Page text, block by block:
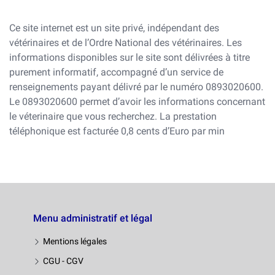
Ce site internet est un site privé, indépendant des
vétérinaires et de l’Ordre National des vétérinaires. Les
informations disponibles sur le site sont délivrées à titre
purement informatif, accompagné d’un service de
renseignements payant délivré par le numéro 0893020600.
Le 0893020600 permet d’avoir les informations concernant
le véterinaire que vous recherchez. La prestation
téléphonique est facturée 0,8 cents d’Euro par min
Menu administratif et légal
Mentions légales
CGU - CGV